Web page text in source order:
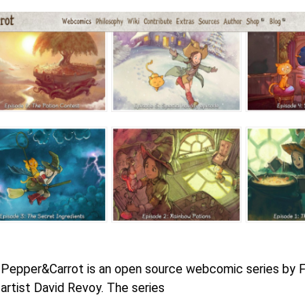
Pepper&Carrot is an open source webcomic series by
artist David Revoy. The series